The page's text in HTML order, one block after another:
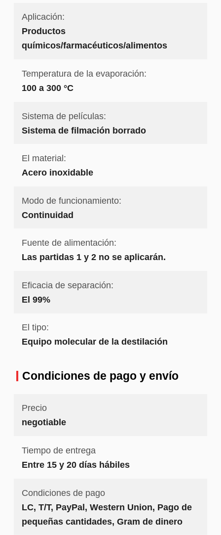
Aplicación:
Productos
químicos/farmacéuticos/alimentos
Temperatura de la evaporación:
100 a 300 °C
Sistema de películas:
Sistema de filmación borrado
El material:
Acero inoxidable
Modo de funcionamiento:
Continuidad
Fuente de alimentación:
Las partidas 1 y 2 no se aplicarán.
Eficacia de separación:
El 99%
El tipo:
Equipo molecular de la destilación
Condiciones de pago y envío
Precio
negotiable
Tiempo de entrega
Entre 15 y 20 días hábiles
Condiciones de pago
LC, T/T, PayPal, Western Union, Pago de
pequeñas cantidades, Gram de dinero